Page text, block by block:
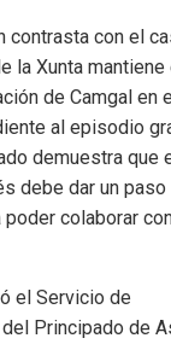
contrasta con el
la Xunta mantiene
de Camgal en
al episodio
demuestra que
debe dar un paso
poder colaborar
el Servicio de
Principado de